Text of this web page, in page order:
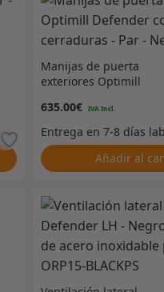
Manijas de puerta
exteriores Optimill
– Par – Negro
635.00€
Añadir al